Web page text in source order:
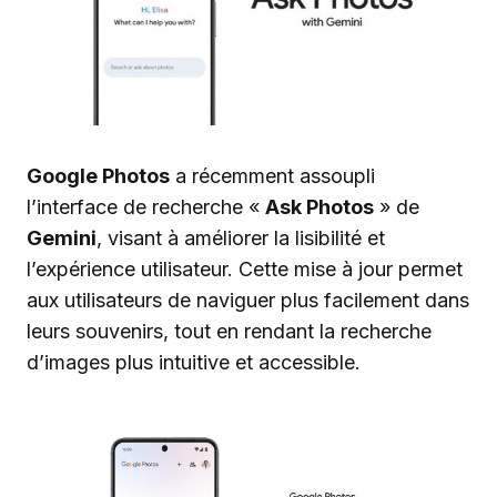
Google Photos a récemment assoupli
l’interface de recherche « Ask Photos » de
Gemini, visant à améliorer la lisibilité et
l’expérience utilisateur. Cette mise à jour permet
aux utilisateurs de naviguer plus facilement dans
leurs souvenirs, tout en rendant la recherche
d’images plus intuitive et accessible.